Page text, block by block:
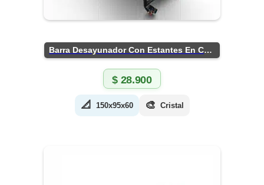
Barra Desayunador Con Estantes En Chapa
$28.900
📐 150x95x60 🎨 Cristal